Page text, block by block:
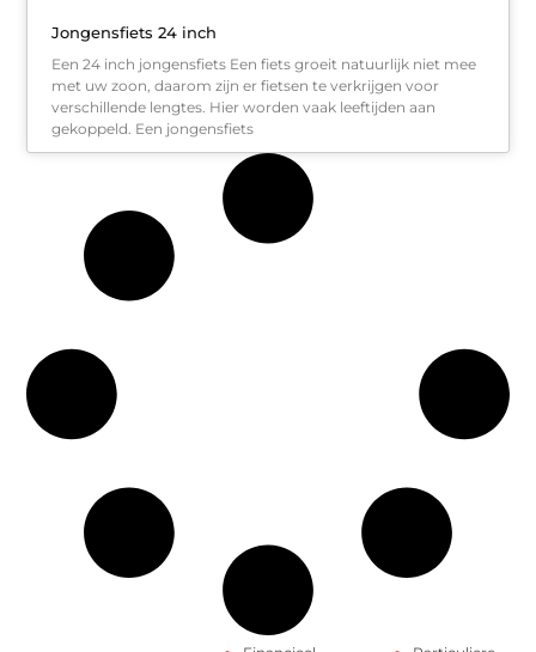
Jongensfiets 24 inch
Een 24 inch jongensfiets Een fiets groeit natuurlijk niet mee
met uw zoon, daarom zijn er fietsen te verkrijgen voor
verschillende lengtes. Hier worden vaak leeftijden aan
gekoppeld. Een jongensfiets